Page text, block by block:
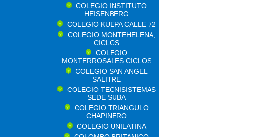
COLEGIO INSTITUTO
HEISENBERG
COLEGIO KUEPA CALLE 72
COLEGIO MONTEHELENA,
CICLOS
COLEGIO
MONTERROSALES CICLOS
COLEGIO SAN ANGEL
SALITRE
COLEGIO TECNISISTEMAS
SEDE SUBA
COLEGIO TRIANGULO
CHAPINERO
COLEGIO UNILATINA